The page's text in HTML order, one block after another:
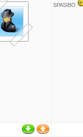
SPASIBO